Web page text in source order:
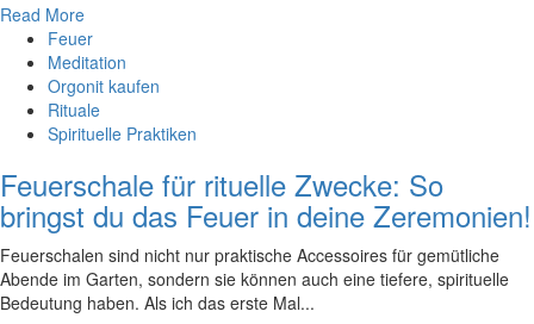
Read More
Feuer
Meditation
Orgonit kaufen
Rituale
Spirituelle Praktiken
Feuerschale für rituelle Zwecke: So
bringst du das Feuer in deine Zeremonien!
Feuerschalen sind nicht nur praktische Accessoires für gemütliche
Abende im Garten, sondern sie können auch eine tiefere, spirituelle
Bedeutung haben. Als ich das erste Mal...